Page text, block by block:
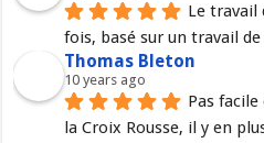
Le travail
fois, basé sur un travail
Thomas Bleton
10 years ago
Pas
la Croix Rousse, il y en